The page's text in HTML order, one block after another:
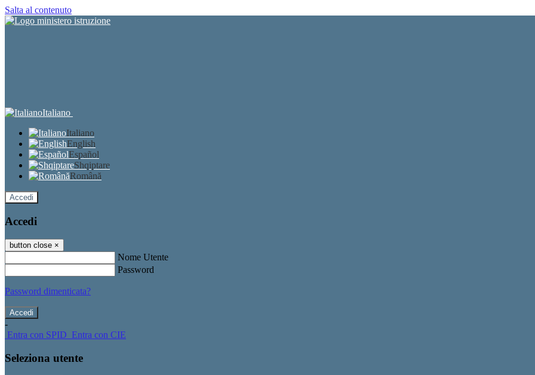
Salta al contenuto
Italiano
Italiano
English
Español
Shqiptare
Română
Accedi
Accedi
button close ×
Nome Utente
Password
Password dimenticata?
-
Entra con SPID Entra con CIE
Seleziona utente